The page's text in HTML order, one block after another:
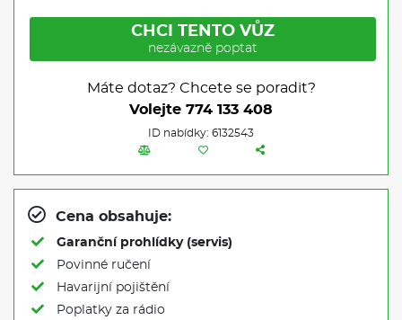
CHCI TENTO VŮZ
nezávazně poptat
Máte dotaz? Chcete se poradit?
Volejte 774 133 408
ID nabídky: 6132543
Cena obsahuje:
Garanční prohlídky (servis)
Povinné ručení
Havarijní pojištění
Poplatky za rádio